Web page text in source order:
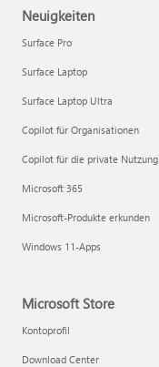
Neuigkeiten
Surface Pro
Surface Laptop
Surface Laptop Ultra
Copilot für Organisationen
Copilot für die private Nutzung
Microsoft 365
Microsoft-Produkte erkunden
Windows 11-Apps
Microsoft Store
Kontoprofil
Download Center